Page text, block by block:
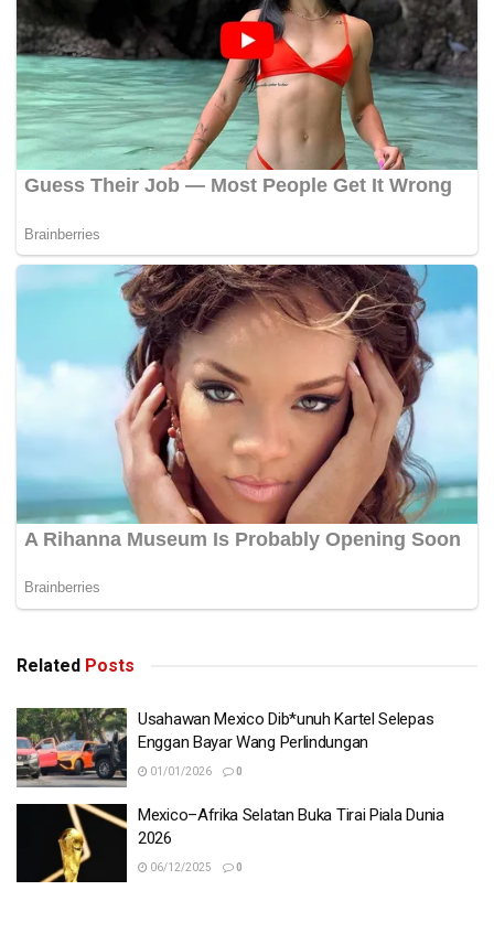
Related Posts
Usahawan Mexico Dib*unuh Kartel Selepas
Enggan Bayar Wang Perlindungan
01/01/2026 0
Mexico–Afrika Selatan Buka Tirai Piala Dunia
2026
06/12/2025 0